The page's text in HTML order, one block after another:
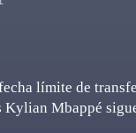
límite de
Mbappé